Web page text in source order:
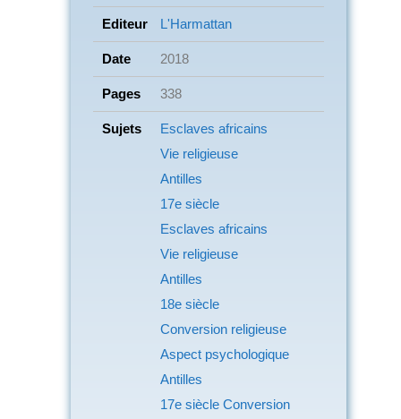
Editeur L'Harmattan
Date 2018
Pages 338
Sujets
Esclaves africains
Vie religieuse
Antilles
17e siècle
Esclaves africains
Vie religieuse
Antilles
18e siècle
Conversion religieuse
Aspect psychologique
Antilles
17e siècle Conversion